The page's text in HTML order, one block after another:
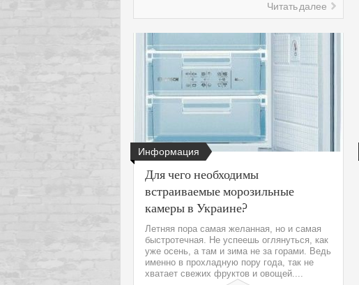
Читать далее
Информация
Для чего необходимы
встраиваемые морозильные
камеры в Украине?
Летняя пора самая желанная, но и самая
быстротечная. Не успеешь оглянуться, как
уже осень, а там и зима не за горами. Ведь
именно в прохладную пору года, так не
хватает свежих фруктов и овощей....